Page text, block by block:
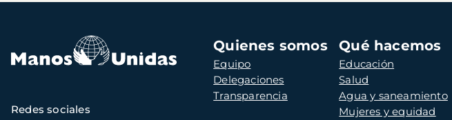
Navegación
principal
Quienes somos
Equipo
Delegaciones
Transparencia
Qué hacemos
Educación
Salud
Agua y saneamiento
Mujeres y equidad
Redes sociales